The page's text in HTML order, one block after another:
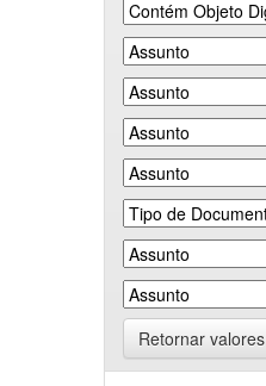
Retornar valores